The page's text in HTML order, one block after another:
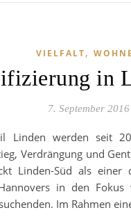
VIELFALT,
in
7. September 2016
Verdrängung und
Linden-Süd als einer
in den
Im Rahmen